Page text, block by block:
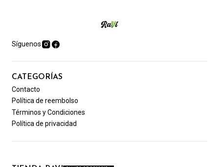
Síguenos
CATEGORÍAS
Contacto
Política de reembolso
Términos y Condiciones
Política de privacidad